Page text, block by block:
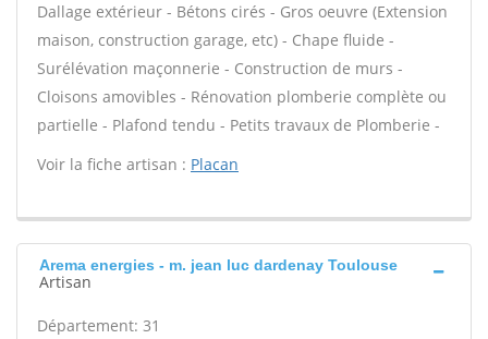
Dallage extérieur - Bétons cirés - Gros oeuvre (Extension
maison, construction garage, etc) - Chape fluide -
Surélévation maçonnerie - Construction de murs -
Cloisons amovibles - Rénovation plomberie complète ou
partielle - Plafond tendu - Petits travaux de Plomberie -
Voir la fiche artisan : Placan
Arema energies - m. jean luc dardenay Toulouse
Artisan
Département: 31